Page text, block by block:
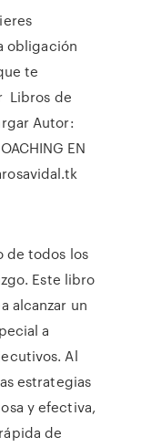
obligación
te
Libros de
Autor:
EN
de todos los
Este libro
alcanzar un
a
Al
estrategias
y efectiva,
de